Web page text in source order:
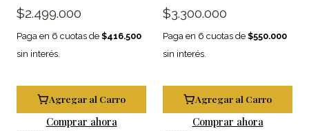
$2.499.000
Paga en 6 cuotas de $416.500
sin interés.
Agregar al Carro
Comprar ahora
$3.300.000
Paga en 6 cuotas de $550.000
sin interés.
Agregar al Carro
Comprar ahora